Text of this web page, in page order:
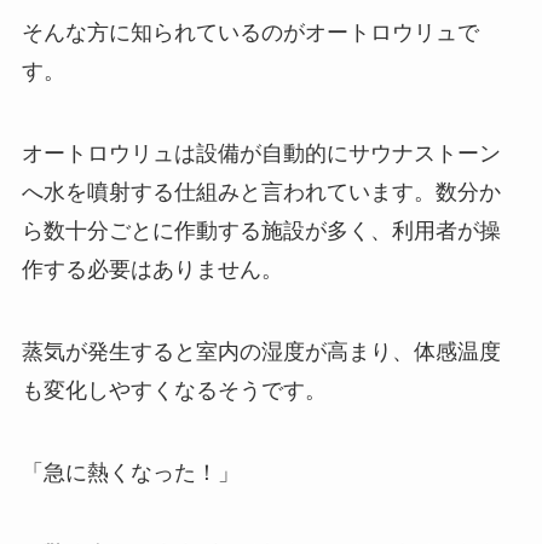
そんな方に知られているのがオートロウリュで
す。
オートロウリュは設備が自動的にサウナストーン
へ水を噴射する仕組みと言われています。数分か
ら数十分ごとに作動する施設が多く、利用者が操
作する必要はありません。
蒸気が発生すると室内の湿度が高まり、体感温度
も変化しやすくなるそうです。
「急に熱くなった！」